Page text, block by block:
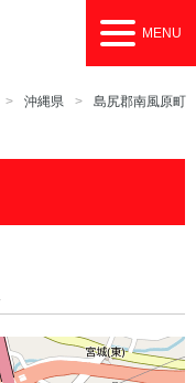
MENU
沖縄県 島尻郡南風原町